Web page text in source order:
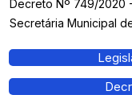
Decreto Nº 749/2020
Secretária Municipal